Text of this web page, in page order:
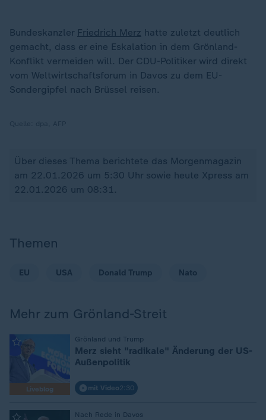
Bundeskanzler Friedrich Merz hatte zuletzt deutlich
gemacht, dass er eine Eskalation in dem Grönland-
Konflikt vermeiden will. Der CDU-Politiker wird direkt
vom Weltwirtschaftsforum in Davos zu dem EU-
Sondergipfel nach Brüssel reisen.
Über dieses Thema berichtete das Morgenmagazin
am 22.01.2026 um 5:30 Uhr sowie heute Xpress am
22.01.2026 um 08:31.
Themen
EU USA Donald Trump Nato
Mehr zum Grönland-Streit
Liveblog
Grönland und Trump
Merz sieht "radikale" Änderung der US-
Außenpolitik
mit Video2:30
Nach Rede in Davos